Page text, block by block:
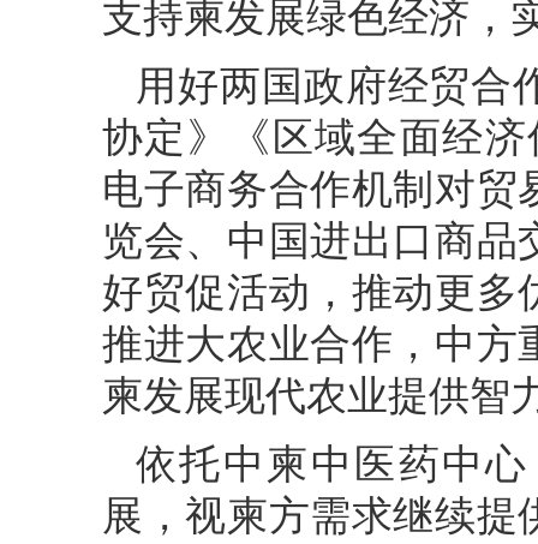
支持柬发展绿色经济，
用好两国政府经贸合
协定》《区域全面经
电子商务合作机制对贸
览会、中国进出口商
好贸促活动，推动更多
推进大农业合作，中方
柬发展现代农业提供智
依托中柬中医药中
展，视柬方需求继续